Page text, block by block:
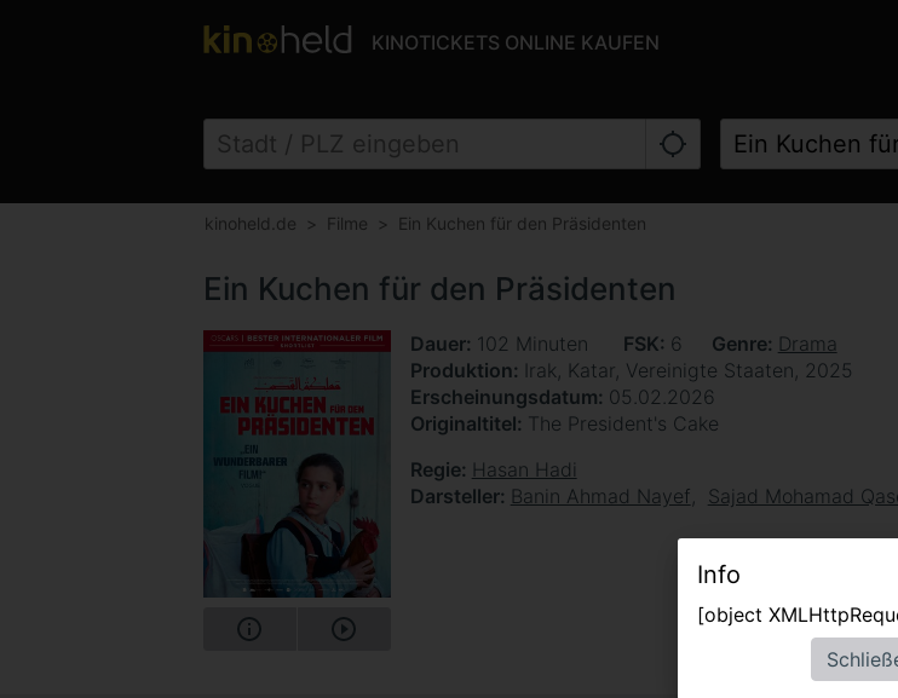
KINOTICKETS ONLINE KAUFEN
kinoheld.de Filme Ein Kuchen für den Präsidenten
Ein Kuchen für den Präsidenten
Dauer 102 Minuten FSK 6 Genre Drama
Produktion Irak, Katar, Vereinigte Staaten, 2025
Erscheinungsdatum 05.02.2026
Originaltitel The President's Cake
Regie Hasan Hadi
Darsteller Banin Ahmad Nayef Sajad Mohamad
Info
[object